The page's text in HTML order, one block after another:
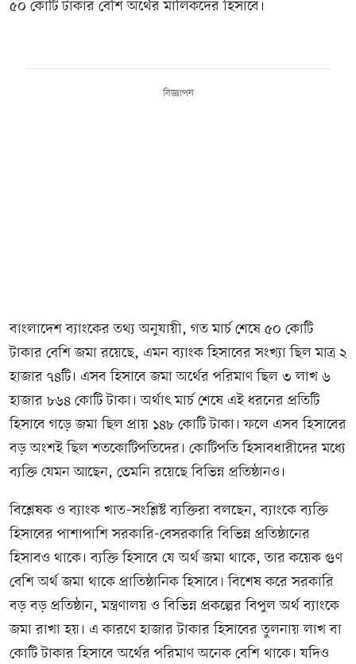
৫০ কোটি টাকার বেশি অর্থের মালিকদের হিসাবে।
বিজ্ঞাপন
বাংলাদেশ ব্যাংকের তথ্য অনুযায়ী, গত মার্চ শেষে ৫০ কোটি
টাকার বেশি জমা রয়েছে, এমন ব্যাংক হিসাবের সংখ্যা ছিল মাত্র ২
হাজার ৭৪টি। এসব হিসাবে জমা অর্থের পরিমাণ ছিল ৩ লাখ ৬
হাজার ৮৬৪ কোটি টাকা। অর্থাৎ মার্চ শেষে এই ধরনের প্রতিটি
হিসাবে গড়ে জমা ছিল প্রায় ১৪৮ কোটি টাকা। ফলে এসব হিসাবের
বড় অংশই ছিল শতকোটিপতিদের। কোটিপতি হিসাবধারীদের মধ্যে
ব্যক্তি যেমন আছেন, তেমনি রয়েছে বিভিন্ন প্রতিষ্ঠানও।
বিশ্লেষক ও ব্যাংক খাত–সংশ্লিষ্ট ব্যক্তিরা বলছেন, ব্যাংকে ব্যক্তি
হিসাবের পাশাপাশি সরকারি-বেসরকারি বিভিন্ন প্রতিষ্ঠানের
হিসাবও থাকে। ব্যক্তি হিসাবে যে অর্থ জমা থাকে, তার কয়েক গুণ
বেশি অর্থ জমা থাকে প্রাতিষ্ঠানিক হিসাবে। বিশেষ করে সরকারি
বড় বড় প্রতিষ্ঠান, মন্ত্রণালয় ও বিভিন্ন প্রকল্পের বিপুল অর্থ ব্যাংকে
জমা রাখা হয়। এ কারণে হাজার টাকার হিসাবের তুলনায় লাখ বা
কোটি টাকার হিসাবে অর্থের পরিমাণ অনেক বেশি থাকে। যদিও